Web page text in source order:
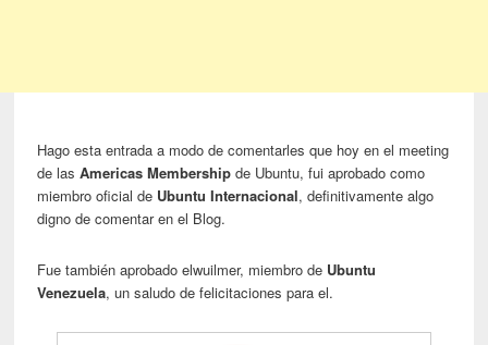
Hago esta entrada a modo de comentarles que hoy en el meeting
de lasAmericas Membership de Ubuntu, fui aprobado como
miembro oficial de Ubuntu Internacional, definitivamente algo
digno de comentar en el Blog.
Fue también aprobado elwuilmer, miembro de Ubuntu
Venezuela, un saludo de felicitaciones para el.